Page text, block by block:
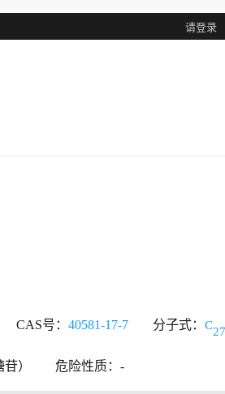
请登录
CAS号： 40581-17-7 分子式： C27
） 危险性质：-